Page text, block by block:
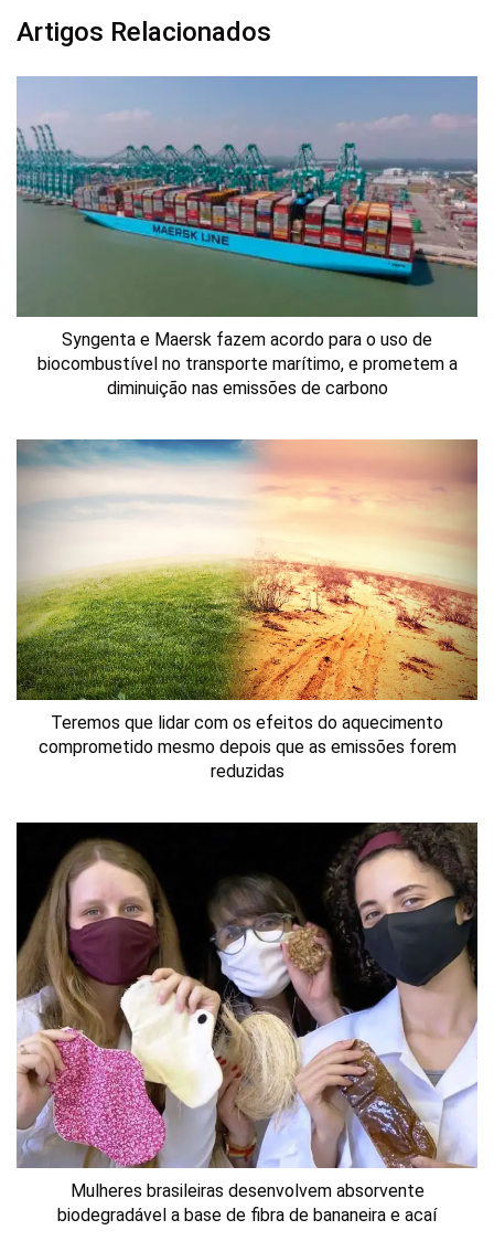
Artigos Relacionados
Syngenta e Maersk fazem acordo para o uso de
biocombustível no transporte marítimo, e prometem a
diminuição nas emissões de carbono
Teremos que lidar com os efeitos do aquecimento
comprometido mesmo depois que as emissões forem
reduzidas
Mulheres brasileiras desenvolvem absorvente
biodegradável a base de fibra de bananeira e acaí